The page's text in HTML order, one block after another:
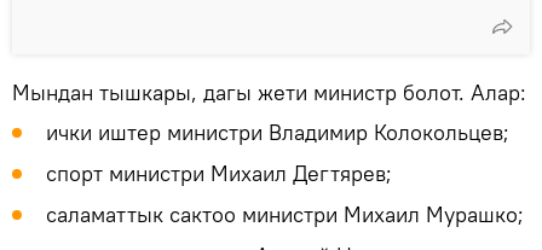
Мындан тышкары, дагы жети министр болот. Алар:
ички иштер министри Владимир Колокольцев;
спорт министри Михаил Дегтярев;
саламаттык сактоо министри Михаил Мурашко;